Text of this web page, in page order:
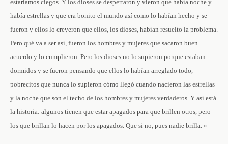
estaríamos ciegos. Y los dioses se despertaron y vieron que había noche y
había estrellas y que era bonito el mundo así como lo habían hecho y se
fueron y ellos lo creyeron que ellos, los dioses, habían resuelto la problema.
Pero qué va a ser así, fueron los hombres y mujeres que sacaron buen
acuerdo y lo cumplieron. Pero los dioses no lo supieron porque estaban
dormidos y se fueron pensando que ellos lo habían arreglado todo,
pobrecitos que nunca lo supieron cómo llegó cuando nacieron las estrellas
y la noche que son el techo de los hombres y mujeres verdaderos. Y así está
la historia: algunos tienen que estar apagados para que brillen otros, pero
los que brillan lo hacen por los apagados. Que si no, pues nadie brilla. «